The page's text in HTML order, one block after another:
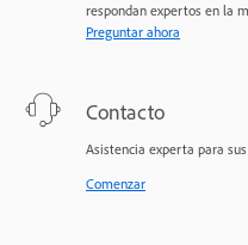
respondan expertos en la
Preguntar ahora
Contacto
Asistencia experta para
Comenzar